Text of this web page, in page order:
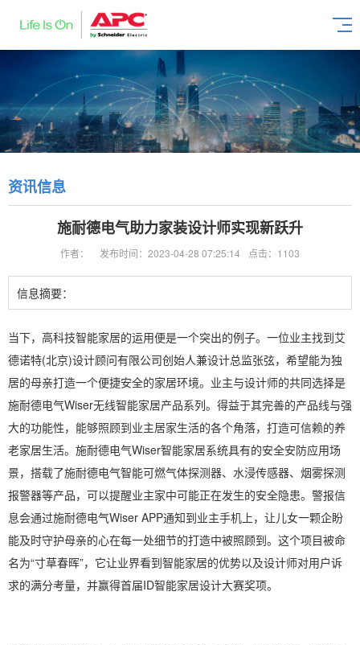
资讯信息
施耐德电气助力家装设计师实现新跃升
作者： 发布时间：2023-04-28 07:25:14 点击：1103
信息摘要：
当下，高科技智能家居的运用便是一个突出的例子。一位业主找到艾
德诺特(北京)设计顾问有限公司创始人兼设计总监张弦，希望能为独
居的母亲打造一个便捷安全的家居环境。业主与设计师的共同选择是
施耐德电气Wiser无线智能家居产品系列。得益于其完善的产品线与强
大的功能性，能够照顾到业主居家生活的各个角落，打造可信赖的养
老家居生活。施耐德电气Wiser智能家居系统具有的安全安防应用场
景，搭载了施耐德电气智能可燃气体探测器、水浸传感器、烟雾探测
报警器等产品，可以提醒业主家中可能正在发生的安全隐患。警报信
息会通过施耐德电气Wiser APP通知到业主手机上，让儿女一颗企盼
能及时守护母亲的心在每一处细节的打造中被照顾到。这个项目被命
名为“寸草春晖”，它让业界看到智能家居的优势以及设计师对用户诉
求的满分考量，并赢得首届ID智能家居设计大赛奖项。